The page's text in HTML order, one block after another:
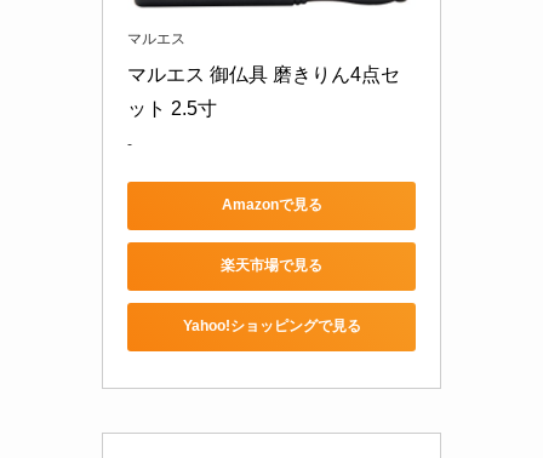
マルエス
マルエス 御仏具 磨きりん4点セ
ット 2.5寸
-
Amazonで見る
楽天市場で見る
Yahoo!ショッピングで見る